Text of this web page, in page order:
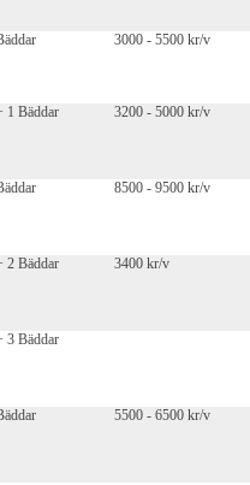
3000 - 5500 kr/v
1 Bäddar 3200 - 5000 kr/v
8500 - 9500 kr/v
2 Bäddar 3400 kr/v
3 Bäddar
5500 - 6500 kr/v